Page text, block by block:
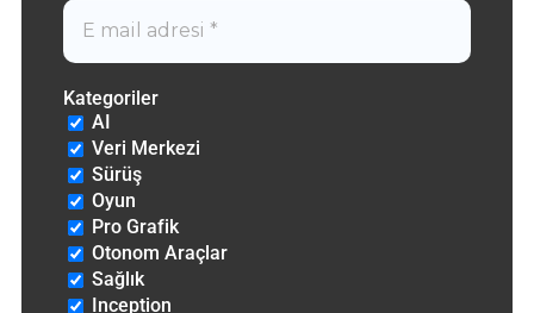
Kategoriler
AI
Veri Merkezi
Sürüş
Oyun
Pro Grafik
Otonom Araçlar
Sağlık
Inception